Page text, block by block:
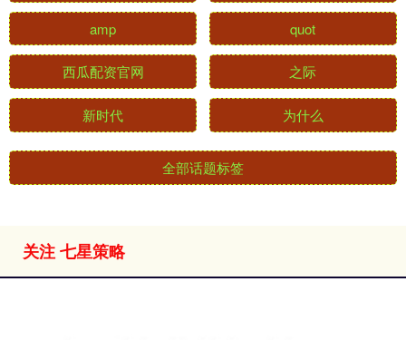
amp quot
西瓜配资官网 之际
新时代 为什么
全部话题标签
关注 七星策略